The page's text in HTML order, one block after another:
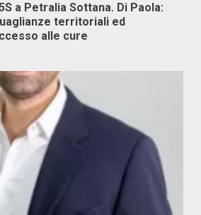
a Petralia Sottana. Di Paola:
territoriali ed
alle cure